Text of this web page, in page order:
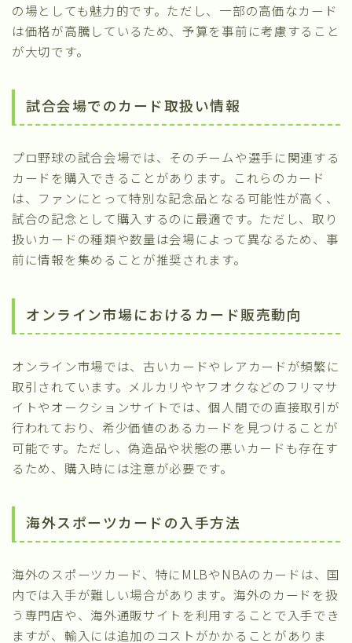
の場としても魅力的です。ただし、一部の高価なカード
は価格が高騰しているため、予算を事前に考慮すること
が大切です。
試合会場でのカード取扱い情報
プロ野球の試合会場では、そのチームや選手に関連する
カードを購入できることがあります。これらのカード
は、ファンにとって特別な記念品となる可能性が高く、
試合の記念として購入するのに最適です。ただし、取り
扱いカードの種類や数量は会場によって異なるため、事
前に情報を集めることが推奨されます。
オンライン市場におけるカード販売動向
オンライン市場では、古いカードやレアカードが頻繁に
取引されています。メルカリやヤフオクなどのフリマサ
イトやオークションサイトでは、個人間での直接取引が
行われており、希少価値のあるカードを見つけることが
可能です。ただし、偽造品や状態の悪いカードも存在す
るため、購入時には注意が必要です。
海外スポーツカードの入手方法
海外のスポーツカード、特にMLBやNBAのカードは、国
内では入手が難しい場合があります。海外のカードを扱
う専門店や、海外通販サイトを利用することで入手でき
ますが、輸入には追加のコストがかかることがありま